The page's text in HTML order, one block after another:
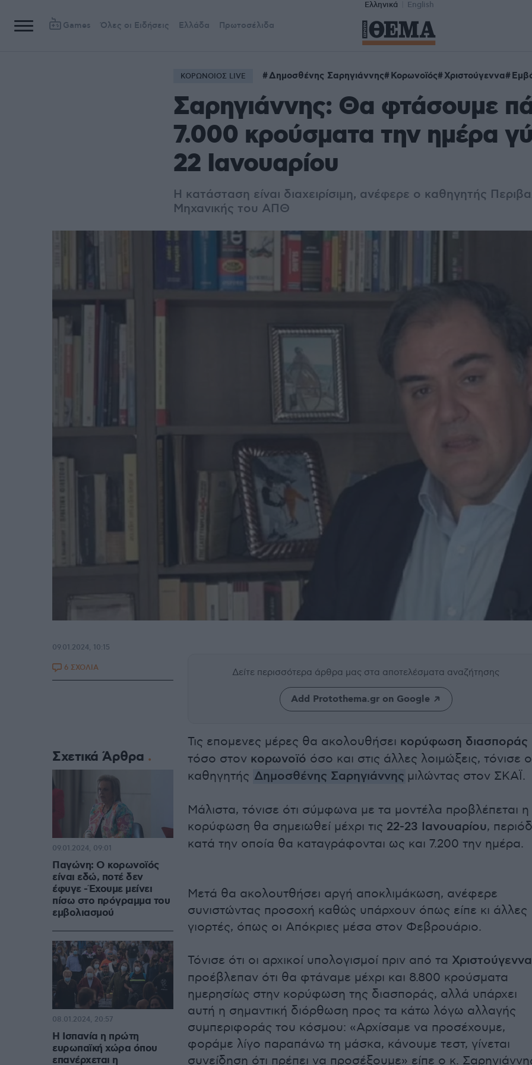
Ελληνικά English
Games Όλες οι Ειδήσεις Ελλάδα Πρωτοσέλιδα
ΚΟΡΩΝΟΙΟΣ LIVE Δημοσθένης Σαρηγιάννης Κορωνοϊός Χριστούγεννα
Σαρηγιάννης: Θα φτάσουμε
7.000 κρούσματα την ημέρα
22 Ιανουαρίου
Η κατάσταση είναι διαχειρίσιμη, ανέφερε ο καθηγητής
Μηχανικής του ΑΠΘ
Δείτε περισσότερα άρθρα μας στα αποτελέσματα αναζήτησης
Add Protothema.gr on Google
Τις επομενες μέρες θα ακολουθήσει κορύφωση διασποράς
τόσο στον κορωνοϊό όσο και στις άλλες λοιμώξεις, τόνισε ο
καθηγητής Δημοσθένης Σαρηγιάννης μιλώντας στον ΣΚΑΪ.
Μάλιστα, τόνισε ότι σύμφωνα με τα μοντέλα προβλέπεται η
κορύφωση θα σημειωθεί μέχρι τις 22-23 Ιανουαρίου,
κατά την οποία θα καταγράφονται ως και 7.200 την ημέρα.
Μετά θα ακολουτθήσει αργή αποκλιμάκωση, ανέφερε
συνιστώντας προσοχή καθώς υπάρχουν όπως είπε κι άλλες
γιορτές, όπως οι Απόκριες μέσα στον Φεβρουάριο.
Τόνισε ότι οι αρχικοί υπολογισμοί πριν από τα Χριστούγεννα
προέβλεπαν ότι θα φτάναμε μέχρι και 8.800 κρούσματα
ημερησίως στην κορύφωση της διασποράς, αλλά υπάρχει
αυτή η σημαντική διόρθωση προς τα κάτω λόγω αλλαγής
συμπεριφοράς του κόσμου: «Αρχίσαμε να προσέχουμε,
φοράμε λίγο παραπάνω τη μάσκα, κάνουμε τεστ, γίνεται
συνείδηση ότι πρέπει να προσέξουμε» είπε ο κ.
09.01.2024, 10:15
6 ΣΧΟΛΙΑ
Σχετικά Άρθρα
Παγώνη: Ο κορωνοϊός
είναι εδώ, ποτέ δεν
έφυγε -Έχουμε μείνει
πίσω στο πρόγραμμα του
εμβολιασμού
09.01.2024, 09:01
Η Ισπανία η πρώτη
ευρωπαϊκή χώρα όπου
επανέρχεται η
08.01.2024, 20:57